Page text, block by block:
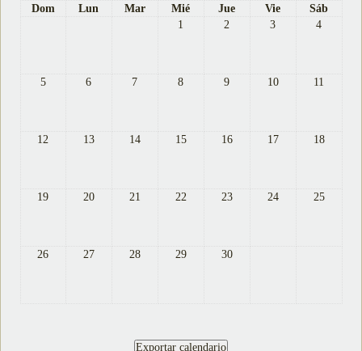
Dom
Lun Mar Mié Jue Vie
Sáb
1
2 3 4
5 6 7 8 9 10 11
12 13 14 15 16 17 18
19 20 21 22 23 24 25
26 27 28 29 30